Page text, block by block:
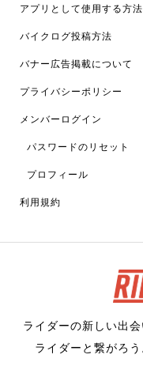
アプリとして使用する方法
バイクログ投稿方法
バナー広告掲載について
プライバシーポリシー
メンバーログイン
パスワードのリセット
プロフィール
利用規約
ライダーの新しい出
ライダーと繋がろ